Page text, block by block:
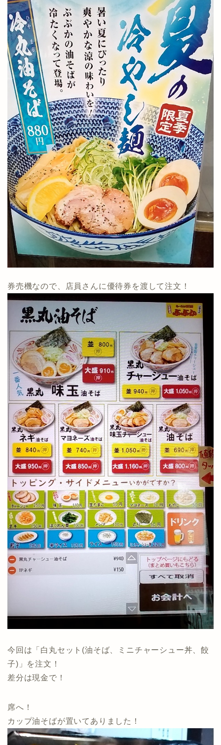
券売機なので、店員さんに優待券を渡して注文！
今回は「白丸セット(油そば、ミニチャーシュー丼、餃
子)」を注文！
差分は現金で！
席へ！
カップ油そばが置いてありました！